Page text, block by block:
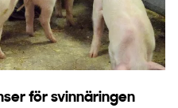
för svinnäringen